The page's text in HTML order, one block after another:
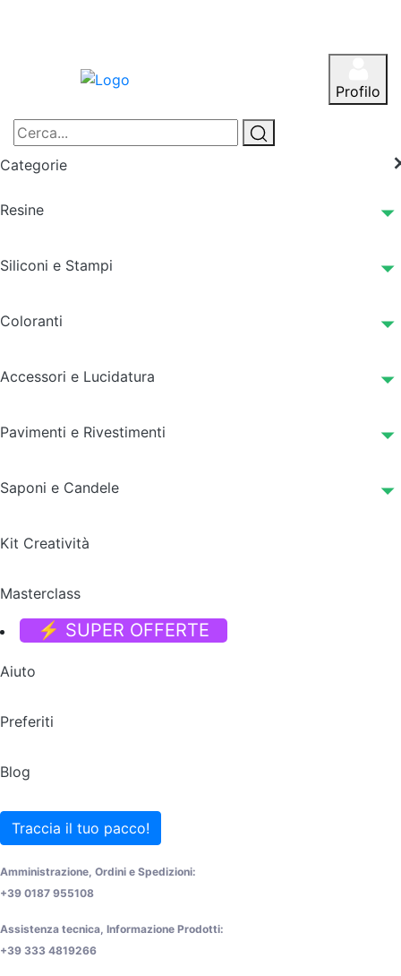
Profilo
Categorie
Resine
Siliconi e Stampi
Coloranti
Accessori e Lucidatura
Pavimenti e Rivestimenti
Saponi e Candele
Kit Creatività
Masterclass
⚡ SUPER OFFERTE
Aiuto
Preferiti
Blog
Traccia il tuo pacco!
Amministrazione, Ordini e Spedizioni:
+39 0187 955108
Assistenza tecnica, Informazione Prodotti:
+39 333 4819266